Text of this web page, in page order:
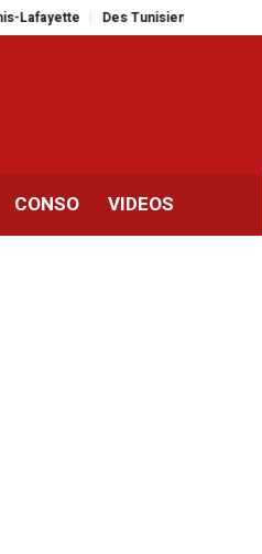
Des Tunisiens à l’étranger
CONSO VIDEOS